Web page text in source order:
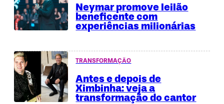
Neymar promove leilão
beneficente com
experiências milionárias
TRANSFORMAÇÃO
Antes e depois de
Ximbinha: veja a
transformação do cantor